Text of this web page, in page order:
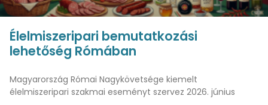
Élelmiszeripari bemutatkozási
lehetőség Rómában
Magyarország Római Nagykövetsége kiemelt
élelmiszeripari szakmai eseményt szervez 2026. június